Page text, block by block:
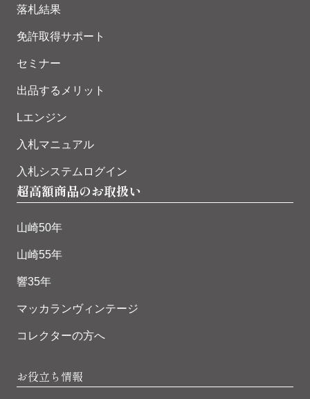
落札結果
免許取得サポート
セミナー
出品するメリット
Lエンジン
入札マニュアル
入札システムログイン
超高額商品のお取扱い
山崎50年
山崎55年
響35年
マッカランヴィンテージ
コレクターの方へ
お役立ち情報